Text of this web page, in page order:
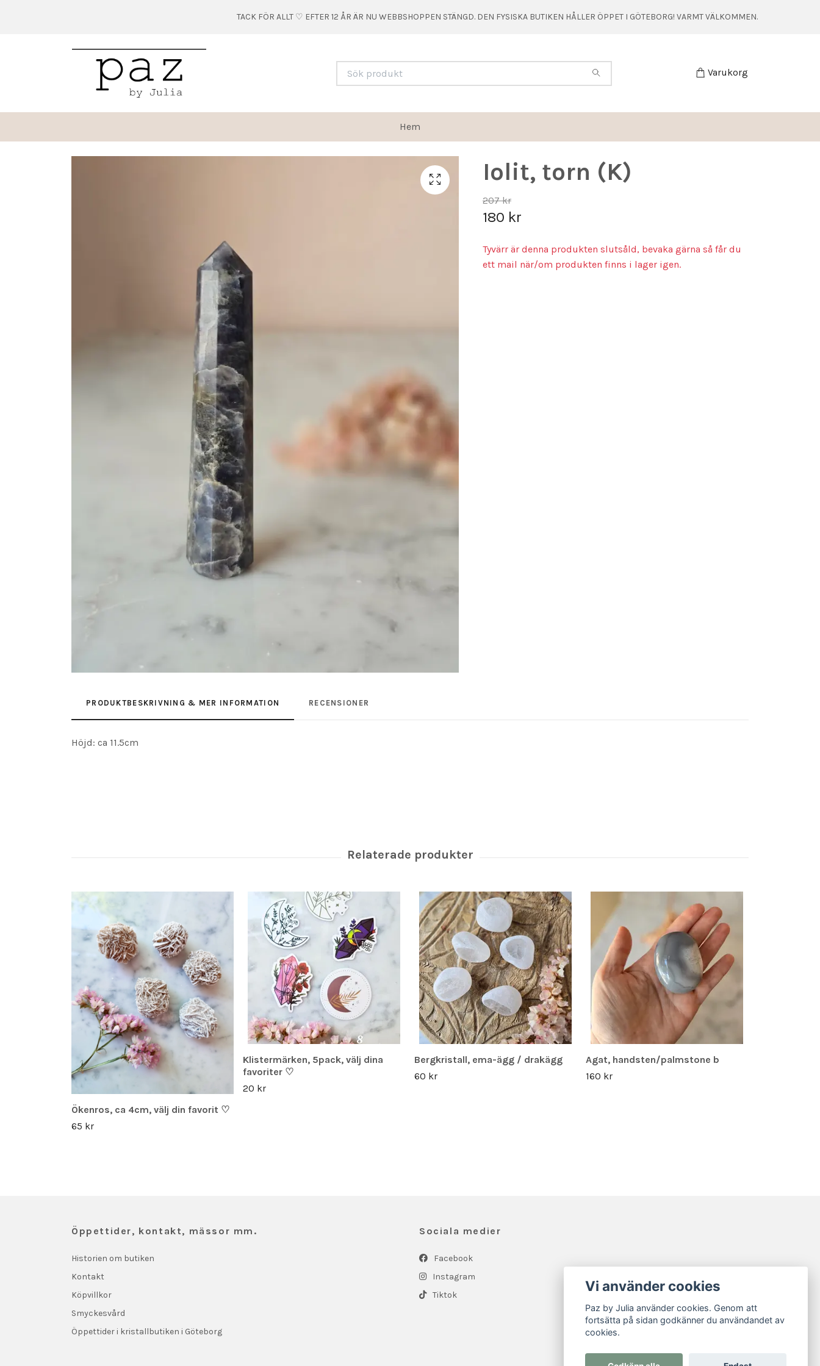
TACK FÖR ALLT ♡ EFTER 12 ÅR ÄR NU WEBBSHOPPEN STÄNGD. DEN FYSISKA BUTIKEN HÅLLER ÖPPET I GÖTEBORG! VARMT VÄLKOMMEN.
Varukorg
Hem
Iolit, torn (K)
207 kr
180 kr
Tyvärr är denna produkten slutsåld, bevaka gärna så får du
ett mail när/om produkten finns i lager igen.
PRODUKTBESKRIVNING & MER INFORMATION RECENSIONER
Höjd: ca 11.5cm
Ökenros, ca 4cm, välj din favorit ♡
65 kr
Klistermärken, 5pack, välj dina
favoriter ♡
20 kr
Bergkristall, ema-ägg / drakägg
60 kr
Agat, handsten/palmstone b
160 kr
Öppettider, kontakt, mässor mm.
Historien om butiken
Kontakt
Köpvillkor
Smyckesvård
Öppettider i kristallbutiken i Göteborg
Sociala medier
Facebook
Instagram
Tiktok
Vi använder cookies
Paz by Julia använder cookies. Genom att
fortsätta på sidan godkänner du användandet av
cookies.